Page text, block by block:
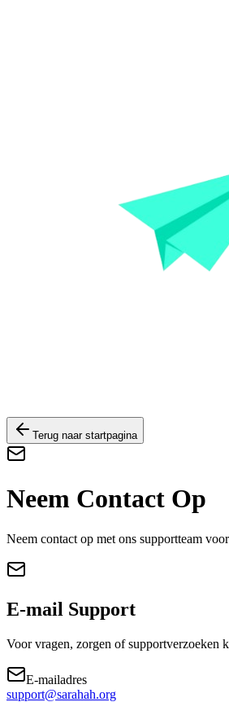
Terug naar startpagina
Neem Contact Op
Neem contact op met ons supportteam
E-mail Support
Voor vragen, zorgen of supportverzoeken
E-mailadres
support@sarahah.org